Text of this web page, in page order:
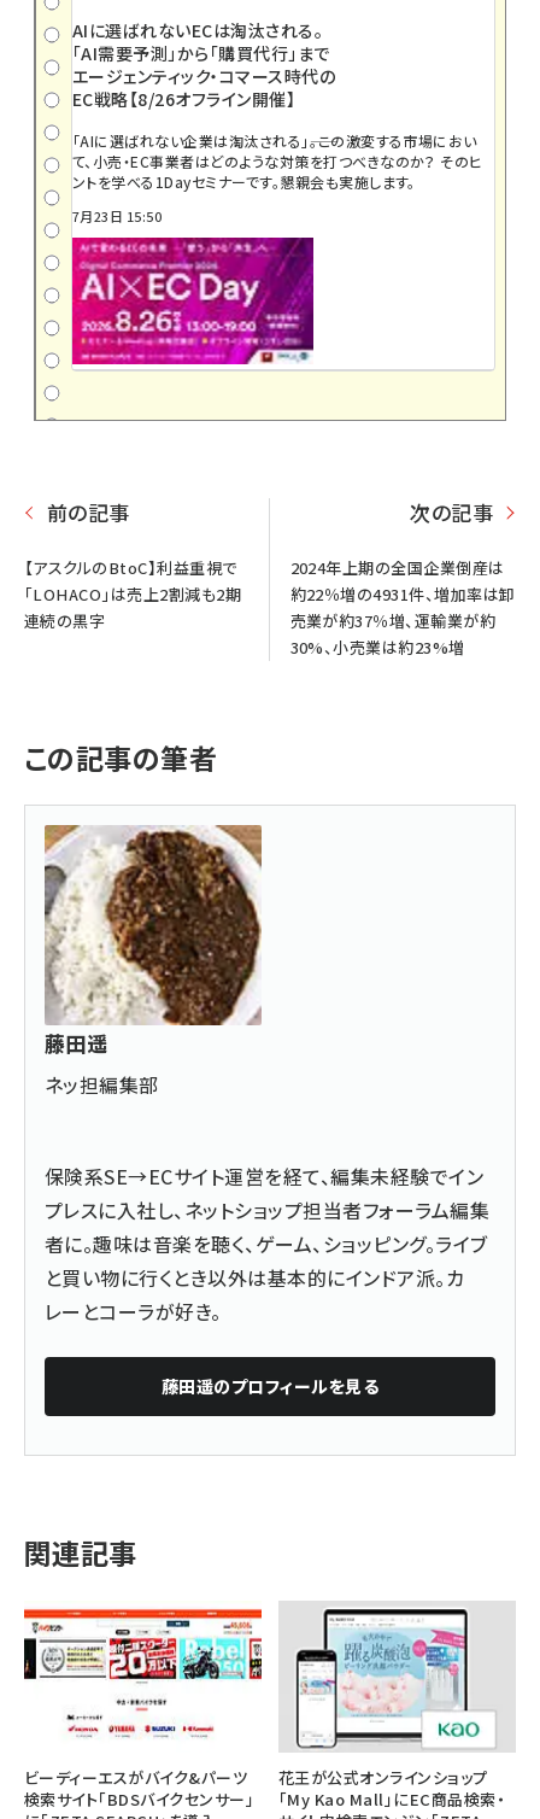
AIに選ばれないECは淘汰される。
「AI需要予測」から「購買代行」まで
エージェンティック・コマース時代の
EC戦略【8/26オフライン開催】
「AIに選ばれない企業は淘汰される」――。この激変する市場におい
て、小売・EC事業者はどのような対策を打つべきなのか？ そのヒ
ントを学べる1Dayセミナーです。懇親会も実施します。
7月23日 15:50
前の記事
【アスクルのBtoC】利益重視で
「LOHACO」は売上2割減も2期
連続の黒字
次の記事
2024年上期の全国企業倒産は
約22％増の4931件、増加率は卸
売業が約37％増、運輸業が約
30%、小売業は約23%増
この記事の筆者
藤田遥
ネッ担編集部
保険系SE→ECサイト運営を経て、編集未経験でイン
プレスに入社し、ネットショップ担当者フォーラム編集
者に。趣味は音楽を聴く、ゲーム、ショッピング。ライブ
と買い物に行くとき以外は基本的にインドア派。カ
レーとコーラが好き。
藤田遥のプロフィールを見る
関連記事
ビーディーエスがバイク&パーツ
検索サイト「BDSバイクセンサー」
花王が公式オンラインショップ
「My Kao Mall」にEC商品検索・